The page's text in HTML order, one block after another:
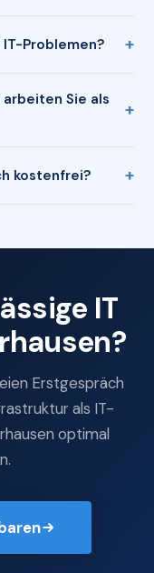
Problemen?
Sie als
kostenfrei?
IT
Erstgespräch
als IT-
optimal